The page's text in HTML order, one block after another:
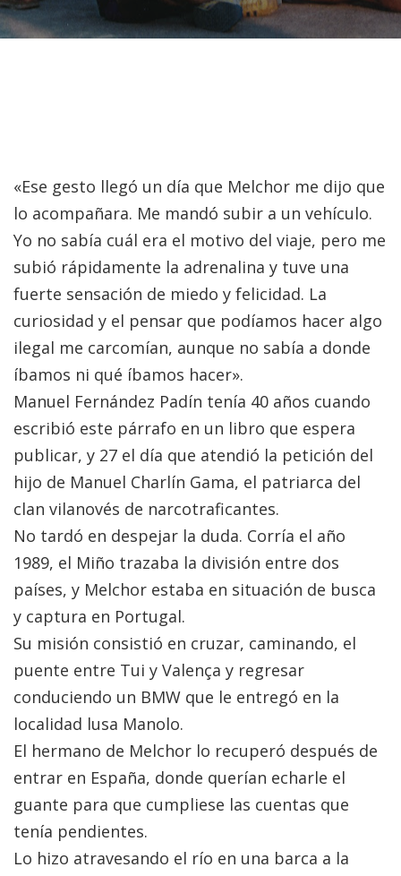
«Ese gesto llegó un día que Melchor me dijo que
lo acompañara. Me mandó subir a un vehículo.
Yo no sabía cuál era el motivo del viaje, pero me
subió rápidamente la adrenalina y tuve una
fuerte sensación de miedo y felicidad. La
curiosidad y el pensar que podíamos hacer algo
ilegal me carcomían, aunque no sabía a donde
íbamos ni qué íbamos hacer».
Manuel Fernández Padín tenía 40 años cuando
escribió este párrafo en un libro que espera
publicar, y 27 el día que atendió la petición del
hijo de Manuel Charlín Gama, el patriarca del
clan vilanovés de narcotraficantes.
No tardó en despejar la duda. Corría el año
1989, el Miño trazaba la división entre dos
países, y Melchor estaba en situación de busca
y captura en Portugal.
Su misión consistió en cruzar, caminando, el
puente entre Tui y Valença y regresar
conduciendo un BMW que le entregó en la
localidad lusa Manolo.
El hermano de Melchor lo recuperó después de
entrar en España, donde querían echarle el
guante para que cumpliese las cuentas que
tenía pendientes.
Lo hizo atravesando el río en una barca a la